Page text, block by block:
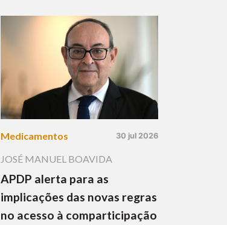
Medicamentos 30 jul 2026
JOSÉ MANUEL BOAVIDA
APDP alerta para as
implicações das novas regras
no acesso à comparticipação